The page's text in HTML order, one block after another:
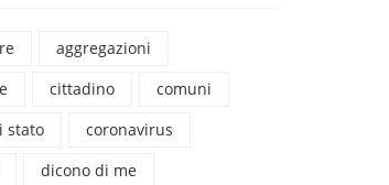
aggregazioni
cittadino
comuni
stato
coronavirus
dicono di me